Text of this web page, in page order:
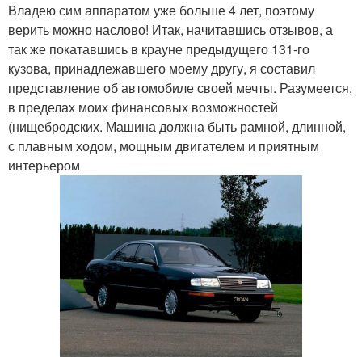
Владею сим аппаратом уже больше 4 лет, поэтому
верить можно наслово! Итак, начитавшись отзывов, а
так же покатавшись в крауне предыдущего 131-го
кузова, принадлежавшего моему другу, я составил
представление об автомобиле своей мечты. Разумеется,
в пределах моих финансовых возможностей
(нищебродских. Машина должна быть рамной, длинной,
с плавным ходом, мощным двигателем и приятным
интерьером